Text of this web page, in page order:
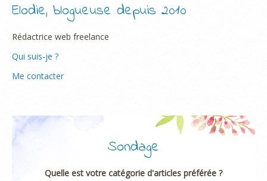
Elodie, blogueuse depuis 2010
Rédactrice web freelance
Qui suis-je ?
Me contacter
Sondage
Quelle est votre catégorie d'articles préférée ?